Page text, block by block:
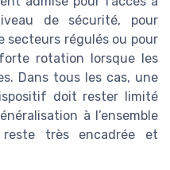
de sécurité, pour
secteurs régulés ou pour
rotation lorsque les
Dans tous les cas, une
doit rester limité
à l’ensemble
reste très encadrée et